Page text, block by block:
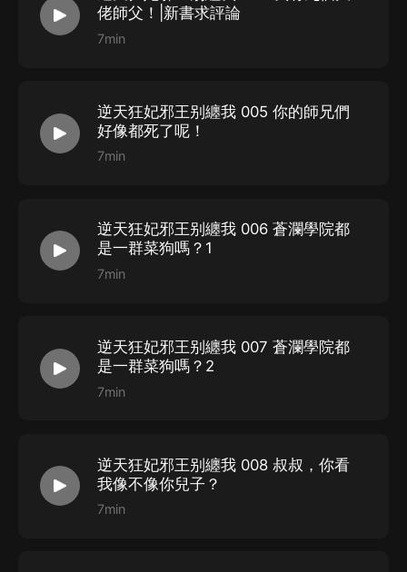
余一朵 飾 葉夢&秦鈺&天羅三公主等
卓山_倉央劇社飾 姬無念&顧風等
十一甜 飾 雲雪薇&小青龍&阿靈等
是十玄啊飾 霍修&戚元倧&薄陵等
星雨_SoMo飾 小意&蜘蛛妖等
墨霖 飾 雲寒&雲鼎光等
啊呀二小姐 飾 阿宛等
STAFF
購買須知
佬師父！|新書求評論
7min
逆天狂妃邪王别纏我 005 你的師兄們
好像都死了呢！
7min
逆天狂妃邪王别纏我 006 蒼瀾學院都
是一群菜狗嗎？1
7min
逆天狂妃邪王别纏我 007 蒼瀾學院都
是一群菜狗嗎？2
7min
逆天狂妃邪王别纏我 008 叔叔，你看
我像不像你兒子？
7min